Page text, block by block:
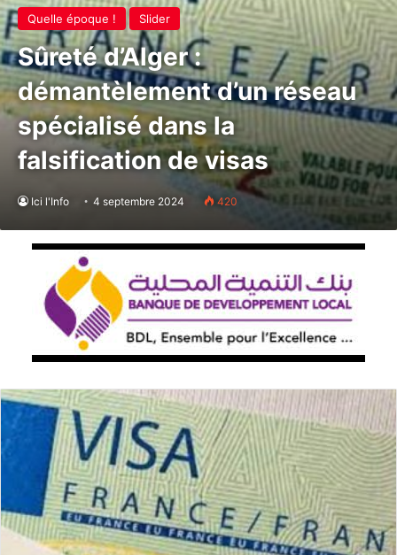
Quelle époque ! Slider
Sûreté d’Alger :
démantèlement d’un réseau
spécialisé dans la
falsification de visas
Ici l'Info 4 septembre 2024 420